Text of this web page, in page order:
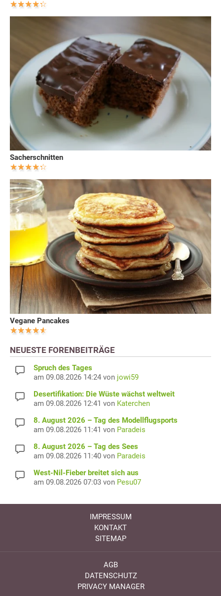
Sacherschnitten
Vegane Pancakes
NEUESTE FORENBEITRÄGE
Spruch des Tages
am 09.08.2026 14:24 von jowi59
Desertifikation: Die Wüste wächst weltweit
am 09.08.2026 12:41 von Katerchen
8. August 2026 – Tag des Modellflugsports
am 09.08.2026 11:41 von Paradeis
8. August 2026 – Tag des Sees
am 09.08.2026 11:40 von Paradeis
West-Nil-Fieber breitet sich aus
am 09.08.2026 07:03 von Pesu07
IMPRESSUM
KONTAKT
SITEMAP
AGB
DATENSCHUTZ
PRIVACY MANAGER